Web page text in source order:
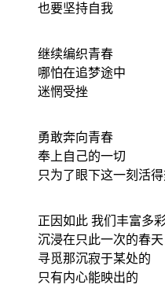
也要坚持自我
继续编织青春
哪怕在追梦途中
迷惘受挫
勇敢奔向青春
奉上自己的一切
只为了眼下这一刻活
正因如此 我们丰富多
沉浸在只此一次的春天
寻觅那沉寂于某处的
只有内心能映出的